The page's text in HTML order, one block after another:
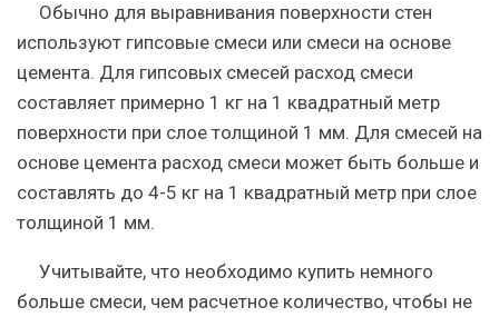
Обычно для выравнивания поверхности стен
используют гипсовые смеси или смеси на основе
цемента. Для гипсовых смесей расход смеси
составляет примерно 1 кг на 1 квадратный метр
поверхности при слое толщиной 1 мм. Для смесей на
основе цемента расход смеси может быть больше и
составлять до 4-5 кг на 1 квадратный метр при слое
толщиной 1 мм.
Учитывайте, что необходимо купить немного
больше смеси, чем расчетное количество, чтобы не